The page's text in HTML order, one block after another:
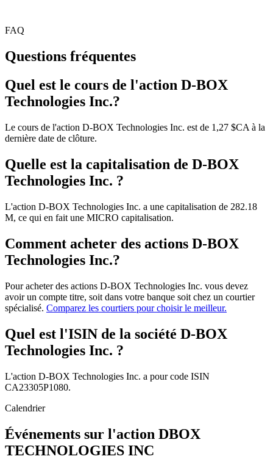
FAQ
Questions fréquentes
Quel est le cours de l'action D-BOX
Technologies Inc.?
Le cours de l'action D-BOX Technologies Inc. est de 1,27 $CA à la
dernière date de clôture.
Quelle est la capitalisation de D-BOX
Technologies Inc. ?
L'action D-BOX Technologies Inc. a une capitalisation de 282.18
M, ce qui en fait une MICRO capitalisation.
Comment acheter des actions D-BOX
Technologies Inc.?
Pour acheter des actions D-BOX Technologies Inc. vous devez
avoir un compte titre, soit dans votre banque soit chez un courtier
spécialisé. Comparez les courtiers pour choisir le meilleur.
Quel est l'ISIN de la société D-BOX
Technologies Inc. ?
L'action D-BOX Technologies Inc. a pour code ISIN
CA23305P1080.
Calendrier
Événements sur l'action DBOX
TECHNOLOGIES INC